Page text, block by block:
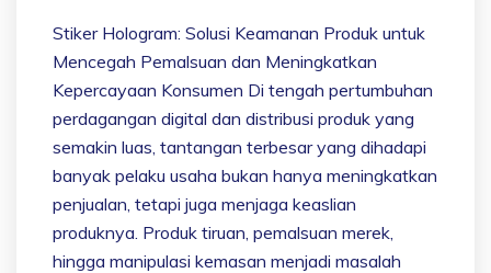
Stiker Hologram: Solusi Keamanan Produk untuk
Mencegah Pemalsuan dan Meningkatkan
Kepercayaan Konsumen Di tengah pertumbuhan
perdagangan digital dan distribusi produk yang
semakin luas, tantangan terbesar yang dihadapi
banyak pelaku usaha bukan hanya meningkatkan
penjualan, tetapi juga menjaga keaslian
produknya. Produk tiruan, pemalsuan merek,
hingga manipulasi kemasan menjadi masalah